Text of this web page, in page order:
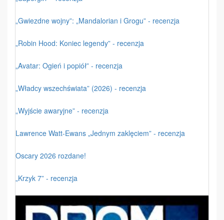
„Gwiezdne wojny”: „Mandalorian i Grogu” - recenzja
„Robin Hood: Koniec legendy” - recenzja
„Avatar: Ogień i popiół” - recenzja
„Władcy wszechświata” (2026) - recenzja
„Wyjście awaryjne” - recenzja
Lawrence Watt-Ewans „Jednym zaklęciem” - recenzja
Oscary 2026 rozdane!
„Krzyk 7” - recenzja